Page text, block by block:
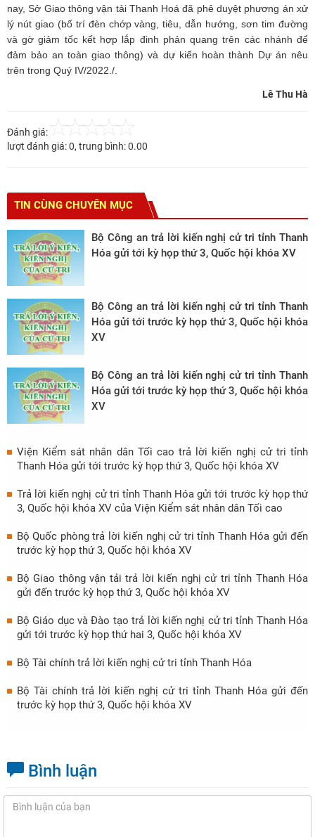
nay, Sở Giao thông vận tải Thanh Hoá đã phê duyệt phương án xử
lý nút giao (bố trí đèn chớp vàng, tiêu, dẫn hướng, sơn tim đường
và gờ giảm tốc kết hợp lắp đinh phản quang trên các nhánh để
đảm bảo an toàn giao thông) và dự kiến hoàn thành Dự án nêu
trên trong Quý IV/2022./.
Lê Thu Hà
Đánh giá:
lượt đánh giá:0, trung bình:0.00
TIN CÙNG CHUYÊN MỤC
Bộ Công an trả lời kiến nghị cử tri tỉnh Thanh
Hóa gửi tới kỳ họp thứ 3, Quốc hội khóa XV
Bộ Công an trả lời kiến nghị cử tri tỉnh Thanh
Hóa gửi tới trước kỳ họp thứ 3, Quốc hội khóa
XV
Bộ Công an trả lời kiến nghị cử tri tỉnh Thanh
Hóa gửi tới trước kỳ họp thứ 3, Quốc hội khóa
XV
Viện Kiểm sát nhân dân Tối cao trả lời kiến nghị cử tri tỉnh
Thanh Hóa gửi tới trước kỳ họp thứ 3, Quốc hội khóa XV
Trả lời kiến nghị cử tri tỉnh Thanh Hóa gửi tới trước kỳ họp thứ
3, Quốc hội khóa XV của Viện Kiểm sát nhân dân Tối cao
Bộ Quốc phòng trả lời kiến nghị cử tri tỉnh Thanh Hóa gửi đến
trước kỳ họp thứ 3, Quốc hội khóa XV
Bộ Giao thông vận tải trả lời kiến nghị cử tri tỉnh Thanh Hóa
gửi đến trước kỳ họp thứ 3, Quốc hội khóa XV
Bộ Giáo dục và Đào tạo trả lời kiến nghị cử tri tỉnh Thanh Hóa
gửi tới trước kỳ họp thứ hai 3, Quốc hội khóa XV
Bộ Tài chính trả lời kiến nghị cử tri tỉnh Thanh Hóa
Bộ Tài chính trả lời kiến nghị cử tri tỉnh Thanh Hóa gửi đến
trước kỳ họp thứ 3, Quốc hội khóa XV
Bình luận